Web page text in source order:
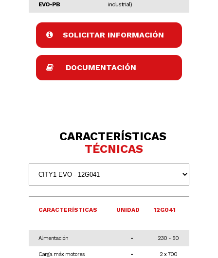
EVO-PB
industrial)
SOLICITAR INFORMACIÓN
DOCUMENTACIÓN
CARACTERÍSTICAS
TÉCNICAS
CARACTERÍSTICAS
Alimentación
Carga máx motores
UNIDAD
-
-
12G041
230 - 50
2 x 700